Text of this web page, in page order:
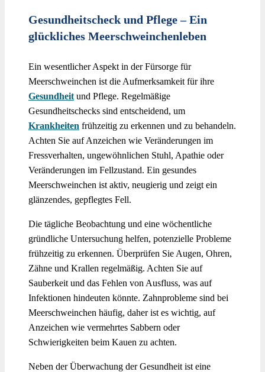
Gesundheitscheck und Pflege – Ein
glückliches Meerschweinchenleben
Ein wesentlicher Aspekt in der Fürsorge für
Meerschweinchen ist die Aufmerksamkeit für ihre
Gesundheit und Pflege. Regelmäßige
Gesundheitschecks sind entscheidend, um
Krankheiten frühzeitig zu erkennen und zu behandeln.
Achten Sie auf Anzeichen wie Veränderungen im
Fressverhalten, ungewöhnlichen Stuhl, Apathie oder
Veränderungen im Fellzustand. Ein gesundes
Meerschweinchen ist aktiv, neugierig und zeigt ein
glänzendes, gepflegtes Fell.
Die tägliche Beobachtung und eine wöchentliche
gründliche Untersuchung helfen, potenzielle Probleme
frühzeitig zu erkennen. Überprüfen Sie Augen, Ohren,
Zähne und Krallen regelmäßig. Achten Sie auf
Sauberkeit und das Fehlen von Ausfluss, was auf
Infektionen hindeuten könnte. Zahnprobleme sind bei
Meerschweinchen häufig, daher ist es wichtig, auf
Anzeichen wie vermehrtes Sabbern oder
Schwierigkeiten beim Kauen zu achten.
Neben der Überwachung der Gesundheit ist eine